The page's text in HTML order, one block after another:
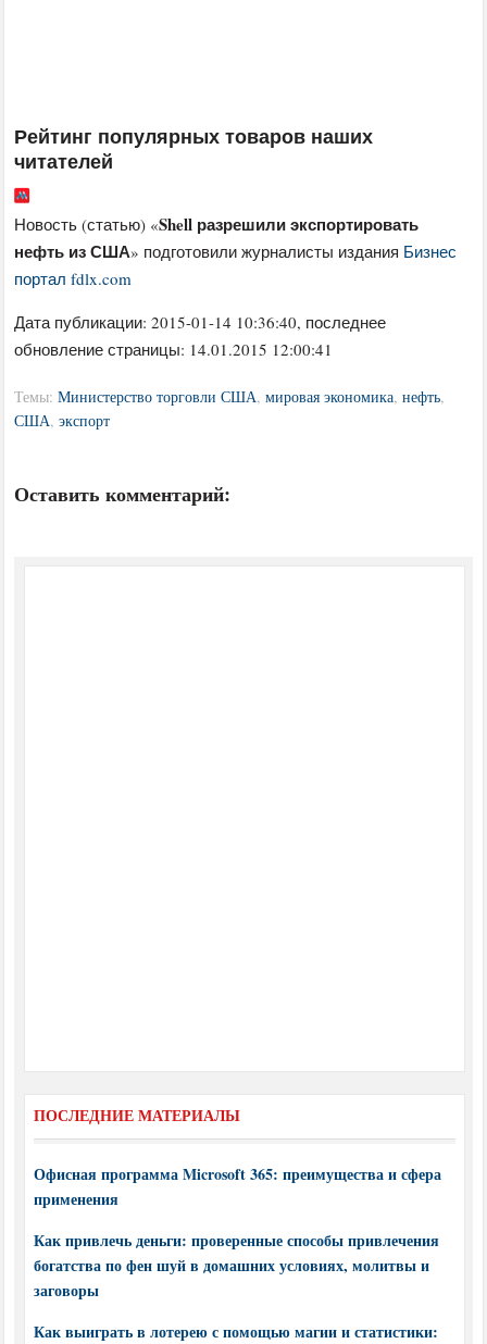
Рейтинг популярных товаров наших
читателей
Новость (статью) «Shell разрешили экспортировать
нефть из США» подготовили журналисты издания Бизнес
портал fdlx.com
Дата публикации:2015-01-14 10:36:40, последнее
обновление страницы: 14.01.2015 12:00:41
Темы:Министерство торговли США,мировая экономика,нефть,
США,экспорт
Оставить комментарий:
ПОСЛЕДНИЕ МАТЕРИАЛЫ
Офисная программа Microsoft 365: преимущества и сфера
применения
Как привлечь деньги: проверенные способы привлечения
богатства по фен шуй в домашних условиях, молитвы и
заговоры
Как выиграть в лотерею с помощью магии и статистики: